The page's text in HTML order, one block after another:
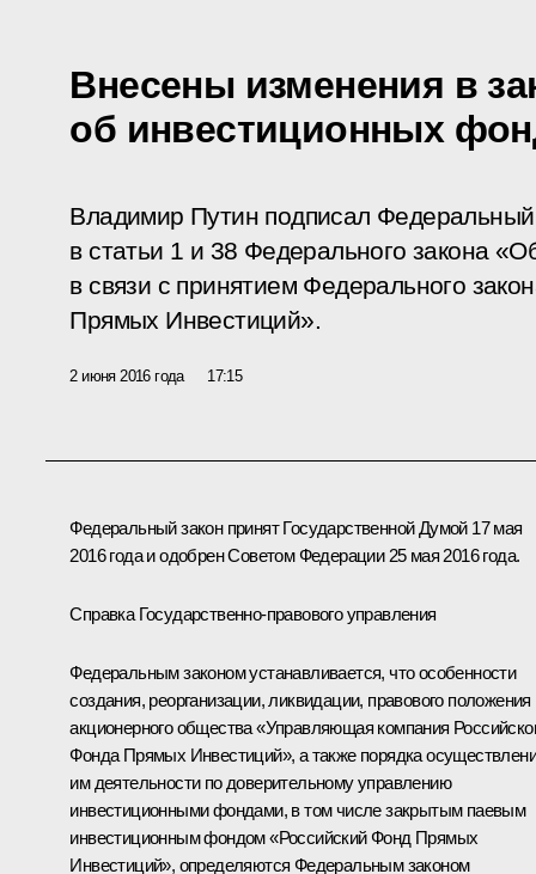
Внесены изменения в
об инвестиционных
Владимир Путин подписал
в статьи 1 и 38 Федерального закона
в связи с принятием Федерального
Прямых Инвестиций».
2 июня 2016 года 17:15
Федеральный закон принят Государственной Думой 17 мая
2016 года и одобрен Советом Федерации 25 мая 2016 года.
Справка Государственно-правового управления
Федеральным законом устанавливается, что особенности
создания, реорганизации, ликвидации, правового положения
акционерного общества «Управляющая компания
Фонда Прямых Инвестиций», а также порядка
им деятельности по доверительному управлению
инвестиционными фондами, в том числе закрытым паевым
инвестиционным фондом «Российский Фонд Прямых
Инвестиций», определяются Федеральным законом